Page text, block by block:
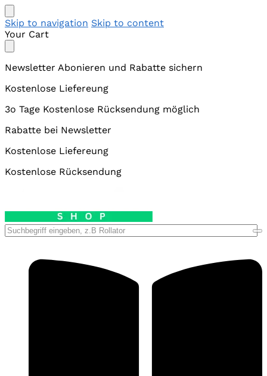
Skip to navigation Skip to content
Your Cart
Newsletter Abonieren und Rabatte sichern
Kostenlose Liefereung
3o Tage Kostenlose Rücksendung möglich
Rabatte bei Newsletter
Kostenlose Liefereung
Kostenlose Rücksendung